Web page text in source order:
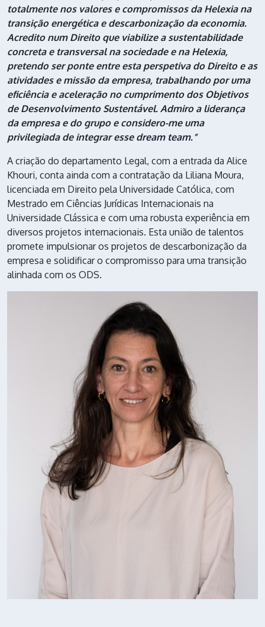
totalmente nos valores e compromissos da Helexia na
transição energética e descarbonização da economia.
Acredito num Direito que viabilize a sustentabilidade
concreta e transversal na sociedade e na Helexia,
pretendo ser ponte entre esta perspetiva do Direito e as
atividades e missão da empresa, trabalhando por uma
eficiência e aceleração no cumprimento dos Objetivos
de Desenvolvimento Sustentável. Admiro a liderança
da empresa e do grupo e considero-me uma
privilegiada de integrar esse dream team.”
A criação do departamento Legal, com a entrada da Alice
Khouri, conta ainda com a contratação da Liliana Moura,
licenciada em Direito pela Universidade Católica, com
Mestrado em Ciências Jurídicas Internacionais na
Universidade Clássica e com uma robusta experiência em
diversos projetos internacionais. Esta união de talentos
promete impulsionar os projetos de descarbonização da
empresa e solidificar o compromisso para uma transição
alinhada com os ODS.